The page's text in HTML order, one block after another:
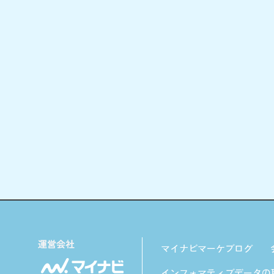
マイナビマーケブログ